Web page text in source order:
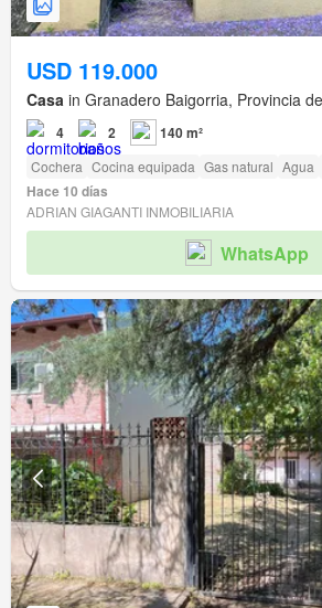
USD 119.000
Casa in Granadero Baigorria, Provincia
4 2 140 m²
Cochera Cocina equipada Gas natural Agua
Hace 10 días
ADRIAN GIAGANTI INMOBILIARIA
WhatsApp